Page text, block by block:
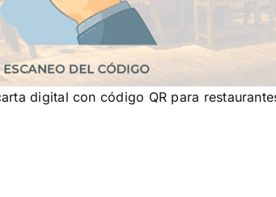
digital con código QR para